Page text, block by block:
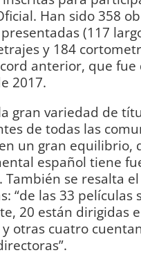
Han sido 358
(117
y 184
anterior, que fue
2017.
gran variedad de
de todas las
un gran equilibrio,
español tiene
También se resalta
“de las 33 películas
20 están dirigidas
otras cuatro